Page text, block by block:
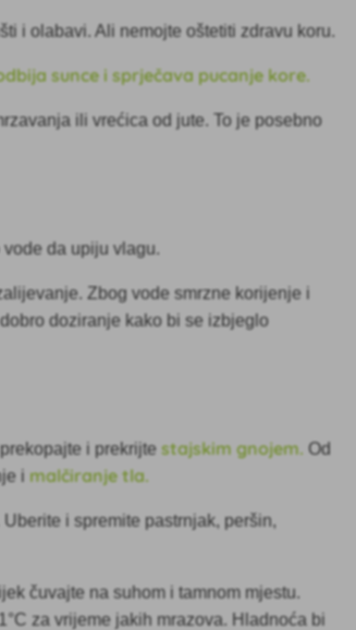
i olabavi. Ali nemojte oštetiti zdravu koru.
sunce i sprječava pucanje kore.
ili vrećica od jute. To je posebno
da upiju vlagu.
Zbog vode smrzne korijenje i
doziranje kako bi se izbjeglo
i prekrijte stajskim gnojem. Od
imalčiranje tla.
i spremite pastrnjak, peršin,
čuvajte na suhom i tamnom mjestu.
za vrijeme jakih mrazova. Hladnoća bi